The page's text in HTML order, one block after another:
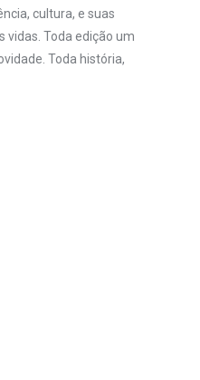
cultura, e suas
vidas. Toda edição um
Toda história,